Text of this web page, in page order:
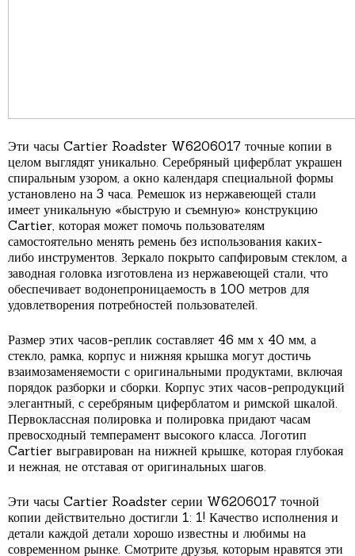
Эти часы Cartier Roadster W6206017 точные копии в
целом выглядят уникально. Серебряный циферблат украшен
спиральным узором, а окно календаря специальной формы
установлено на 3 часа. Ремешок из нержавеющей стали
имеет уникальную «быструю и съемную» конструкцию
Cartier, которая может помочь пользователям
самостоятельно менять ремень без использования каких-
либо инструментов. Зеркало покрыто сапфировым стеклом, а
заводная головка изготовлена ​​из нержавеющей стали, что
обеспечивает водонепроницаемость в 100 метров для
удовлетворения потребностей пользователей.
Размер этих часов-реплик составляет 46 мм х 40 мм, а
стекло, рамка, корпус и нижняя крышка могут достичь
взаимозаменяемости с оригинальными продуктами, включая
порядок разборки и сборки. Корпус этих часов-репродукций
элегантный, с серебряным циферблатом и римской шкалой.
Первоклассная полировка и полировка придают часам
превосходный темперамент высокого класса. Логотип
Cartier выгравирован на нижней крышке, которая глубокая
и нежная, не отставая от оригинальных шагов.
Эти часы Cartier Roadster серии W6206017 точной
копии действительно достигли 1: 1! Качество исполнения и
детали каждой детали хорошо известны и любимы на
современном рынке. Смотрите друзья, которым нравятся эти